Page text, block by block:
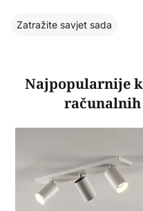
Zatražite savjet sada
Najpopularnije